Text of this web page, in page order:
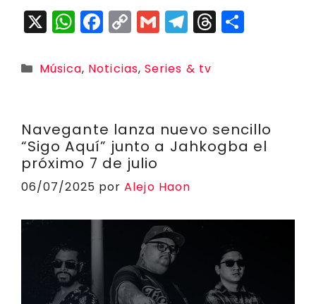
X W
h
a
p
p
F
a
c
o
o
k
C
o
p
n
k
G
m
ai
T
el
e
a
m
T
h
d
s
rt
ir
Categorías
Música, Noticias,Series & tv
Navegante lanza nuevo sencillo
“Sigo Aquí” junto a Jahkogba el
próximo 7 de julio
06/07/2025 porAlejo Haon